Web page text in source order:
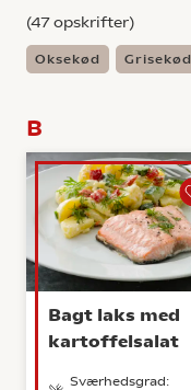
(47opskrifter)
Oksekød Grisekød
B
Bagt laks med
kartoffelsalat
Sværhedsgrad: